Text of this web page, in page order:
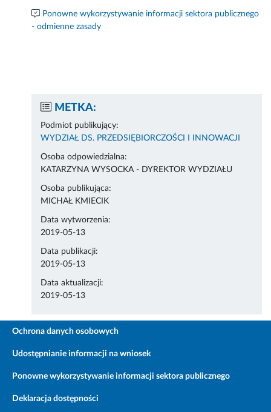
Ponowne wykorzystywanie informacji sektora publicznego
- odmienne zasady
METKA:
Podmiot publikujący:
WYDZIAŁ DS. PRZEDSIĘBIORCZOŚCI I INNOWACJI
Osoba odpowiedzialna:
KATARZYNA WYSOCKA - DYREKTOR WYDZIAŁU
Osoba publikująca:
MICHAŁ KMIECIK
Data wytworzenia:
2019-05-13
Data publikacji:
2019-05-13
Data aktualizacji:
2019-05-13
Ochrona danych osobowych
Udostępnianie informacji na wniosek
Ponowne wykorzystywanie informacji sektora publicznego
Deklaracja dostępności